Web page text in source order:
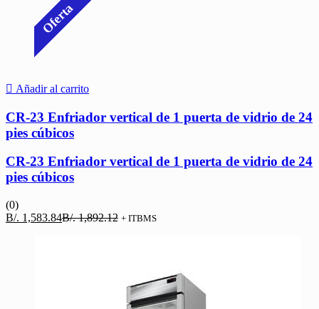
Oferta
Añadir al carrito
CR-23 Enfriador vertical de 1 puerta de vidrio de 24
pies cúbicos
CR-23 Enfriador vertical de 1 puerta de vidrio de 24
pies cúbicos
(0)
B/. 1,583.84El
B/.1,892.12 El
+ ITBMS